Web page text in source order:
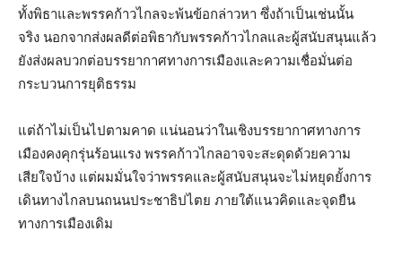
ทั้งพิธาและพรรคก้าวไกลจะพ้นข้อกล่าวหา ซึ่งถ้าเป็นเช่นนั้น
จริง นอกจากส่งผลดีต่อพิธากับพรรคก้าวไกลและผู้สนับสนุนแล้ว
ยังส่งผลบวกต่อบรรยากาศทางการเมืองและความเชื่อมั่นต่อ
กระบวนการยุติธรรม
แต่ถ้าไม่เป็นไปตามคาด แน่นอนว่าในเชิงบรรยากาศทางการ
เมืองคงคุกรุ่นร้อนแรง พรรคก้าวไกลอาจจะสะดุดด้วยความ
เสียใจบ้าง แต่ผมมั่นใจว่าพรรคและผู้สนับสนุนจะไม่หยุดยั้งการ
เดินทางไกลบนถนนประชาธิปไตย ภายใต้แนวคิดและจุดยืน
ทางการเมืองเดิม